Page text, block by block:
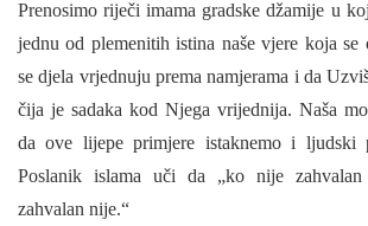
Prenosimo riječi imama gradske džamije u
jednu od plemenitih istina naše vjere koja se
se djela vrjednuju prema namjerama i da
čija je sadaka kod Njega vrijednija. Naša
da ove lijepe primjere istaknemo i ljudski
Poslanik islama uči da „ko nije
zahvalan nije.“